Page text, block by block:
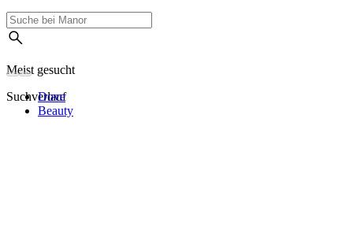
Meist gesucht
Suchverlauf
Dove
Beauty